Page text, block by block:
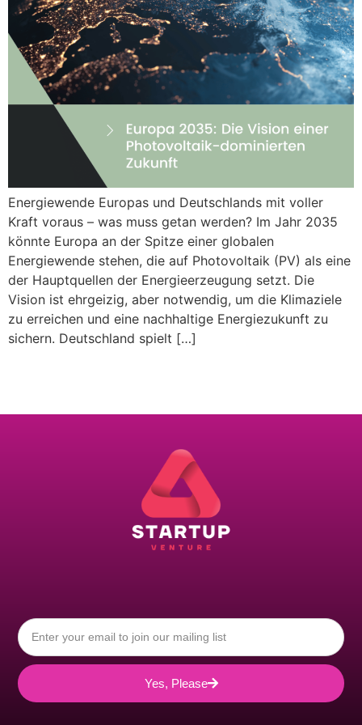
Energiewende Europas und Deutschlands mit voller
Kraft voraus – was muss getan werden? Im Jahr 2035
könnte Europa an der Spitze einer globalen
Energiewende stehen, die auf Photovoltaik (PV) als eine
der Hauptquellen der Energieerzeugung setzt. Die
Vision ist ehrgeizig, aber notwendig, um die Klimaziele
zu erreichen und eine nachhaltige Energiezukunft zu
sichern. Deutschland spielt […]
Yes, Please